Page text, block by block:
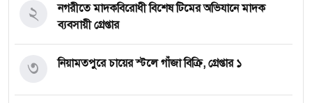
নগরীতে মাদকবিরোধী বিশেষ টিমের অভিযানে মাদক
ব্যবসায়ী গ্রেপ্তার
২
নিয়ামতপুরে চায়ের স্টলে গাঁজা বিক্রি, গ্রেপ্তার ১
৩